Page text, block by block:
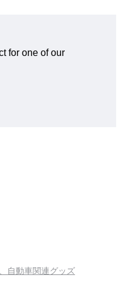
for one of our
自動車関連グッズ